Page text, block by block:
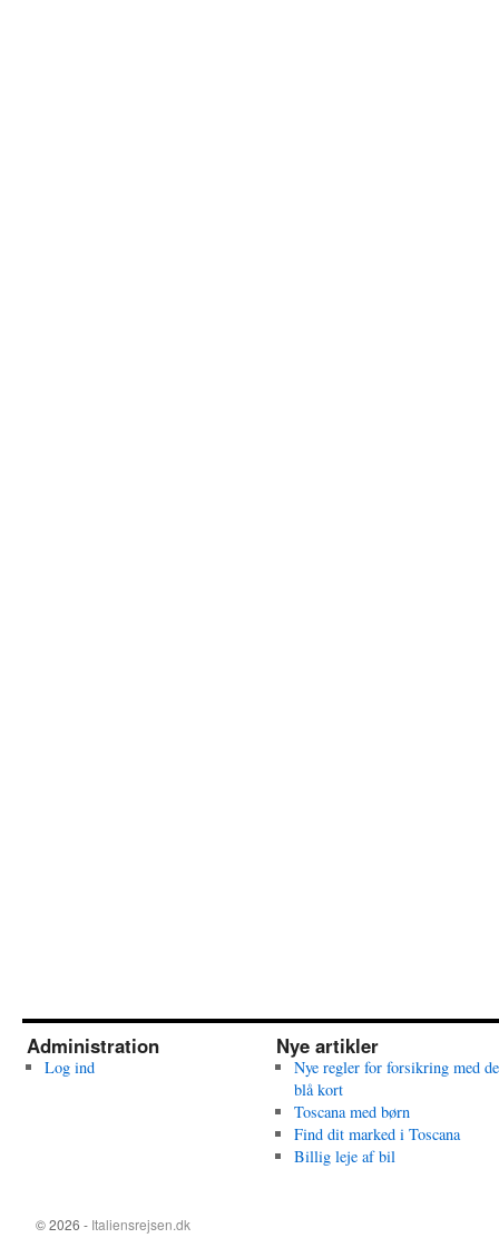
Administration
Log ind
Nye artikler
Nye regler for forsikring med
blå kort
Toscana med børn
Find dit marked i Toscana
Billig leje af bil
© 2026 - Italiensrejsen.dk